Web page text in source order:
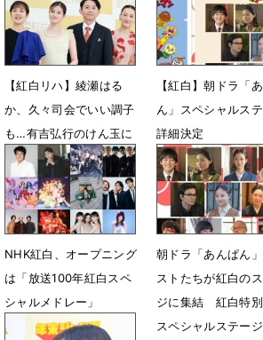
演が決定
5月21日 12時15分
りましょう！」
12月31日 19時31分
【紅白リハ】綾瀬はる
か、久々司会でいい調子
も…有吉弘行のけん玉に
緊張伝染：一問一答
12月30日 19時10分
【紅白】朝ドラ「
ん」スペシャルス
詳細決定
12月30日 13時55分
NHK紅白、オープニング
は「放送100年紅白スペ
シャルメドレー」
12月24日 11時54分
朝ドラ「あんぱん
ストたちが紅白の
ジに集結 紅白特別
スペシャルステー